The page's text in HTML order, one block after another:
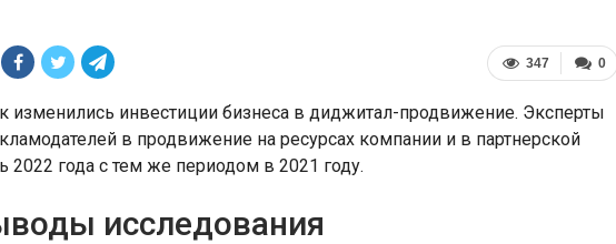
0
347
изменились инвестиции бизнеса в диджитал-продвижение. Эксперты
в продвижение на ресурсах компании и в партнерской
2022 года с тем же периодом в 2021 году.
исследования